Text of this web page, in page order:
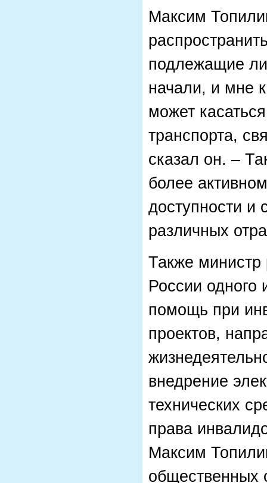
Максим
подлежащие
начали, и мне
может
транспорта,
сказал он. –
более
доступности и
различных
Также министр
России одного
помощь при
проектов,
внедрение
технических
права
Максим
общественных